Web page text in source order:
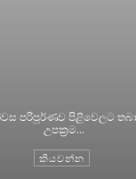
පරිපූර්ණව පිළිවෙලට
උපක්‍රම...
කියවන්න